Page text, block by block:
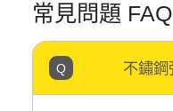
常見問題 FAQ
不鏽鋼